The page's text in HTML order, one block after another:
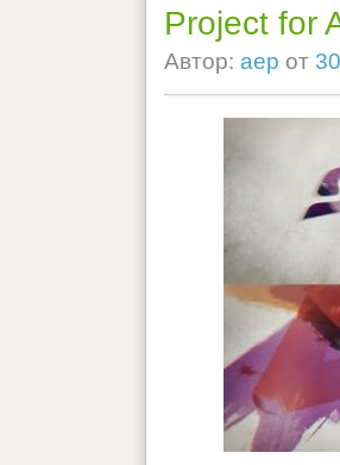
Project for
Автор: aep от